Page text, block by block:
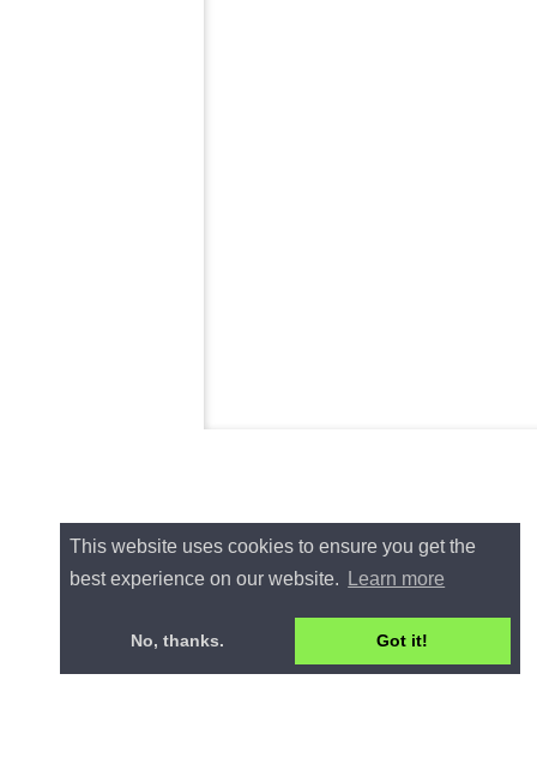
This website uses cookies to ensure you get the
best experience on our website.
Learn more
No, thanks. Got it!